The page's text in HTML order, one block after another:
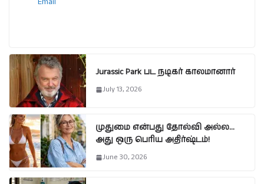
Jurassic Park பட நடிகர் காலமானார்
July 13, 2026
முதுமை என்பது தோல்வி அல்ல…
அது ஒரு பெரிய அதிர்ஷ்டம்!
June 30, 2026